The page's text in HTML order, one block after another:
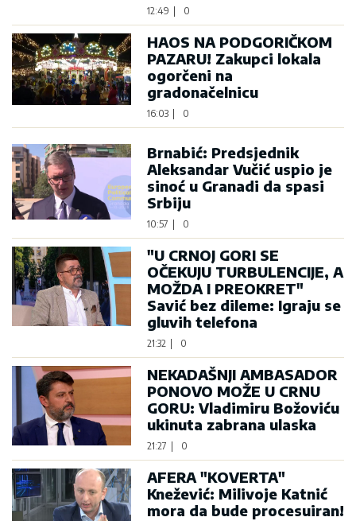
12:49 0
HAOS NA PODGORIČKOM
PAZARU! Zakupci lokala
ogorčeni na
gradonačelnicu
16:03 0
Brnabić: Predsjednik
Aleksandar Vučić uspio je
sinoć u Granadi da spasi
Srbiju
10:57 0
"U CRNOJ GORI SE
OČEKUJU TURBULENCIJE, A
MOŽDA I PREOKRET"
Savić bez dileme: Igraju se
gluvih telefona
21:32 0
NEKADAŠNJI AMBASADOR
PONOVO MOŽE U CRNU
GORU: Vladimiru Božoviću
ukinuta zabrana ulaska
21:27 0
AFERA "KOVERTA"
Knežević: Milivoje Katnić
mora da bude procesuiran!